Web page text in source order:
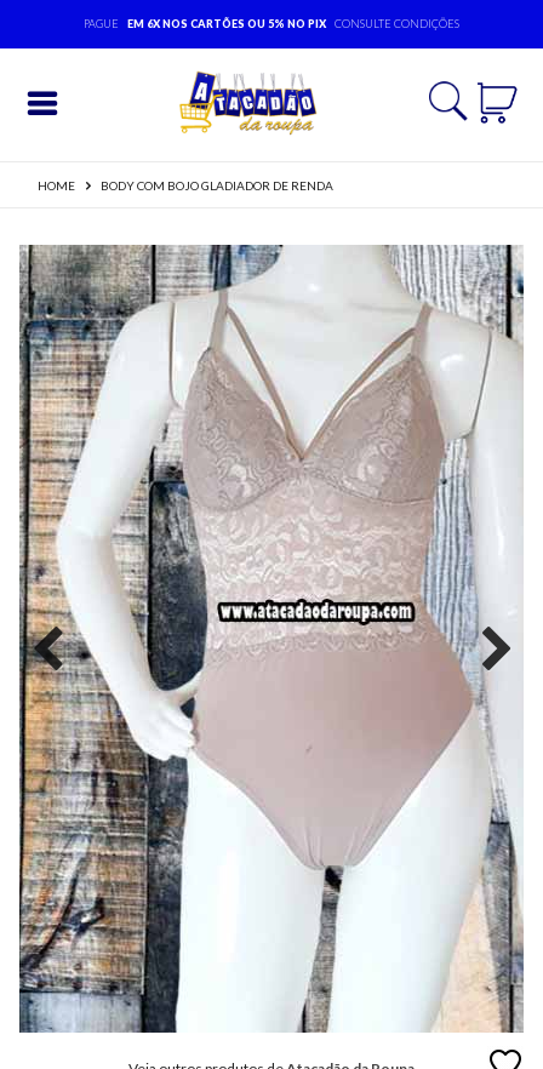
PAGUE EM 6X NOS CARTÕES OU 5% NO PIX CONSULTE CONDIÇÕES
Cadastrar
INÍCIO
ACESSÓRIOS
MODA
BEBÊ
MODA
EVANGÉLICA
MODA
FEMININA
MODA
FITNESS
MODA
GRIFE
MODA
INFANTIL
MODA
INTIMA
MODA
INVERNO
MODA
MASCULINA
MODA
PLUS
HOME BODY COM BOJO GLADIADOR DE RENDA